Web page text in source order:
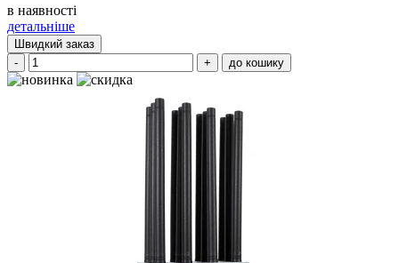
в наявності
детальніше
Швидкий заказ
-
+ до кошику